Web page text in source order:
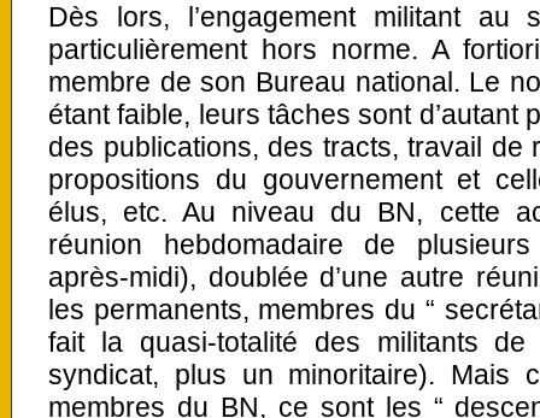
Dès lors, l’engagement militant au
particulièrement hors norme. A
membre de son Bureau national. Le
étant faible, leurs tâches sont d’autant
des publications, des tracts, travail de
propositions du gouvernement et
élus, etc. Au niveau du BN, cette
réunion hebdomadaire de
après-midi), doublée d’une autre
les permanents, membres du “
fait la quasi-totalité des militants
syndicat, plus un minoritaire). Mais
membres du BN, ce sont les “